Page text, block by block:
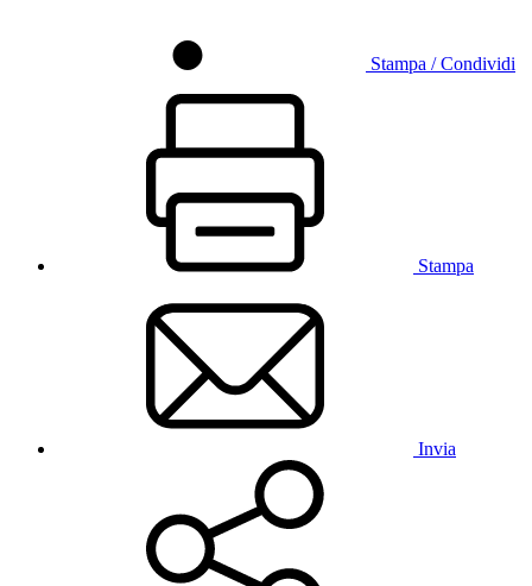
Stampa / Condividi
Stampa
Invia